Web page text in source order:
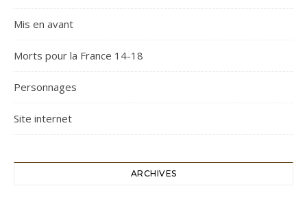
Mis en avant
Morts pour la France 14-18
Personnages
Site internet
ARCHIVES